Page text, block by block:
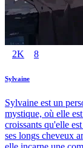
2K 8
Sylvaine
Sylvaine est un
mystique, où elle
croissants qu'elle
ses longs cheveux